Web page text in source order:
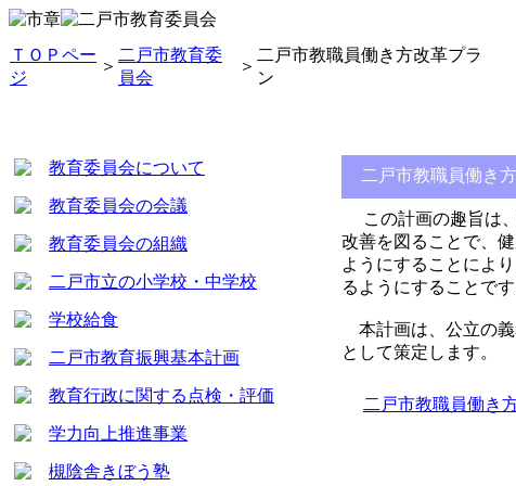
ＴＯＰペー
ジ
＞
二戸市教育委
員会
＞
二戸市教職員働き方改革プラ
ン
教育委員会について
教育委員会の会議
教育委員会の組織
二戸市立の小学校・中学校
学校給食
二戸市教育振興基本計画
教育行政に関する点検・評価
学力向上推進事業
槻陰舎きぼう塾
二戸市教職員働き
この計画の趣旨は、
改善を図ることで、
ようにすることによ
るようにすることです
本計画は、公立の義
として策定します。
二戸市教職員働き